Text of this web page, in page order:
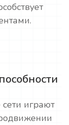
играют